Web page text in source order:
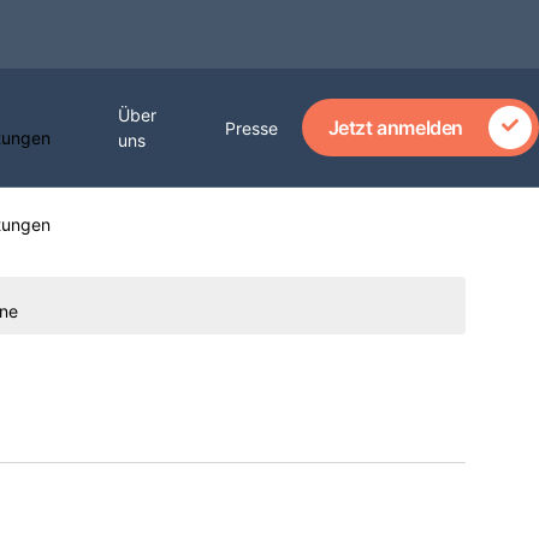
Über
uns
Presse Jetzt anmelden